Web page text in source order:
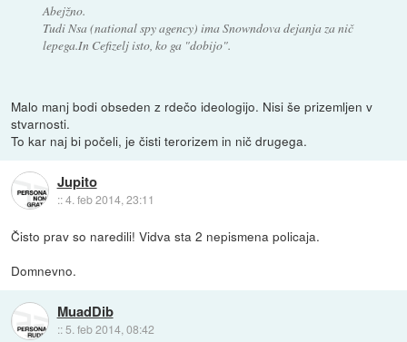
Abejžno.
Tudi Nsa (national spy agency) ima Snowndova dejanja za nič
lepega.In Cefizelj isto, ko ga "dobijo".
Malo manj bodi obseden z rdečo ideologijo. Nisi še prizemljen v
stvarnosti.
To kar naj bi počeli, je čisti terorizem in nič drugega.
Jupito
::4. feb 2014, 23:11
Čisto prav so naredili! Vidva sta 2 nepismena policaja.
Domnevno.
MuadDib
:: 5. feb 2014, 08:42